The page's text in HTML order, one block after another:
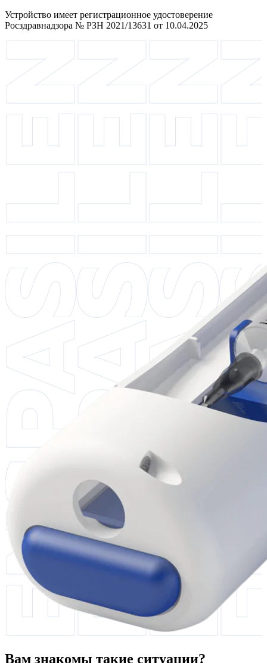
Устройство имеет регистрационное удостоверение
Росздравнадзора № РЗН 2021/13631 от 10.04.2025
Вам знакомы такие ситуации?